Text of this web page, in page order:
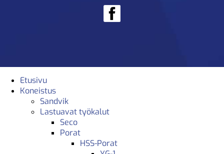
Etusivu
Koneistus
Sandvik
Lastuavat työkalut
Seco
Porat
HSS-Porat